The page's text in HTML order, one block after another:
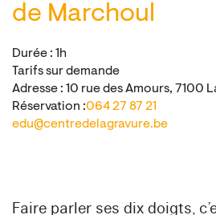
de Marchoul
Durée : 1h
Tarifs sur demande
Adresse : 10 rue des Amours, 7100
Réservation :064 27 87 21
edu@centredelagravure.be
Faire parler ses dix doigts,